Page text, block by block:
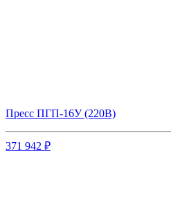
Пресс ПГП-16У (220В)
371 942 ₽